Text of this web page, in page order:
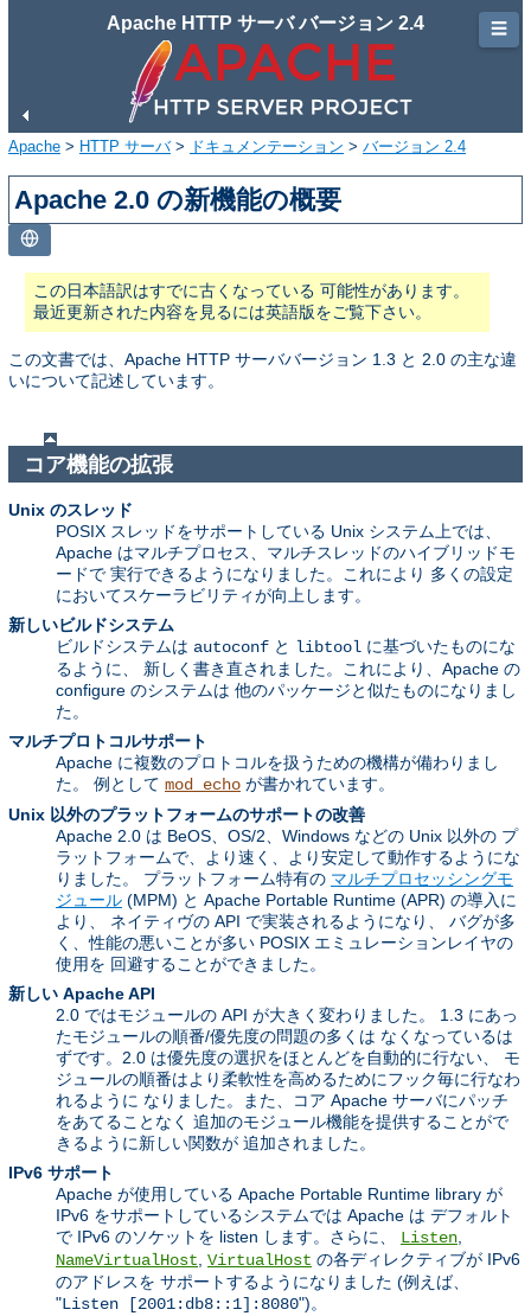
Apache HTTP サーバ バージョン 2.4
Apache > HTTP サーバ> ドキュメンテーション > バージョン 2.4
Apache 2.0 の新機能の概要
この日本語訳はすでに古くなっている 可能性があります。
最近更新された内容を見るには英語版をご覧下さい。
この文書では、Apache HTTP サーババージョン 1.3 と 2.0 の主な違
いについて記述しています。
コア機能の拡張
Unix のスレッド
POSIX スレッドをサポートしている Unix システム上では、
Apache はマルチプロセス、マルチスレッドのハイブリッドモ
ードで 実行できるようになりました。これにより 多くの設定
においてスケーラビリティが向上します。
新しいビルドシステム
ビルドシステムは autoconf と libtool に基づいたものにな
るように、 新しく書き直されました。これにより、Apache の
configure のシステムは 他のパッケージと似たものになりまし
た。
マルチプロトコルサポート
Apache に複数のプロトコルを扱うための機構が備わりまし
た。 例として mod_echo が書かれています。
Unix 以外のプラットフォームのサポートの改善
Apache 2.0 は BeOS、OS/2、Windows などの Unix 以外の プ
ラットフォームで、より速く、より安定して動作するようにな
りました。 プラットフォーム特有の マルチプロセッシングモ
ジュール (MPM) と Apache Portable Runtime (APR) の導入に
より、 ネイティヴの API で実装されるようになり、 バグが多
く、性能の悪いことが多い POSIX エミュレーションレイヤの
使用を 回避することができました。
新しい Apache API
2.0 ではモジュールの API が大きく変わりました。 1.3 にあっ
たモジュールの順番/優先度の問題の多くは なくなっているは
ずです。2.0 は優先度の選択をほとんどを自動的に行ない、 モ
ジュールの順番はより柔軟性を高めるためにフック毎に行なわ
れるように なりました。また、コア Apache サーバにパッチ
をあてることなく 追加のモジュール機能を提供することがで
きるように新しい関数が 追加されました。
IPv6 サポート
Apache が使用している Apache Portable Runtime library が
IPv6 をサポートしているシステムでは Apache は デフォルト
で IPv6 のソケットを listen します。さらに、 Listen
NameVirtualHost VirtualHost の各ディレクティブが IPv6
のアドレスを サポートするようになりました (例えば、
"Listen [2001:db8::1]:8080")。
☰